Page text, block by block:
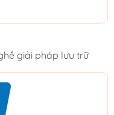
giải pháp lưu trữ